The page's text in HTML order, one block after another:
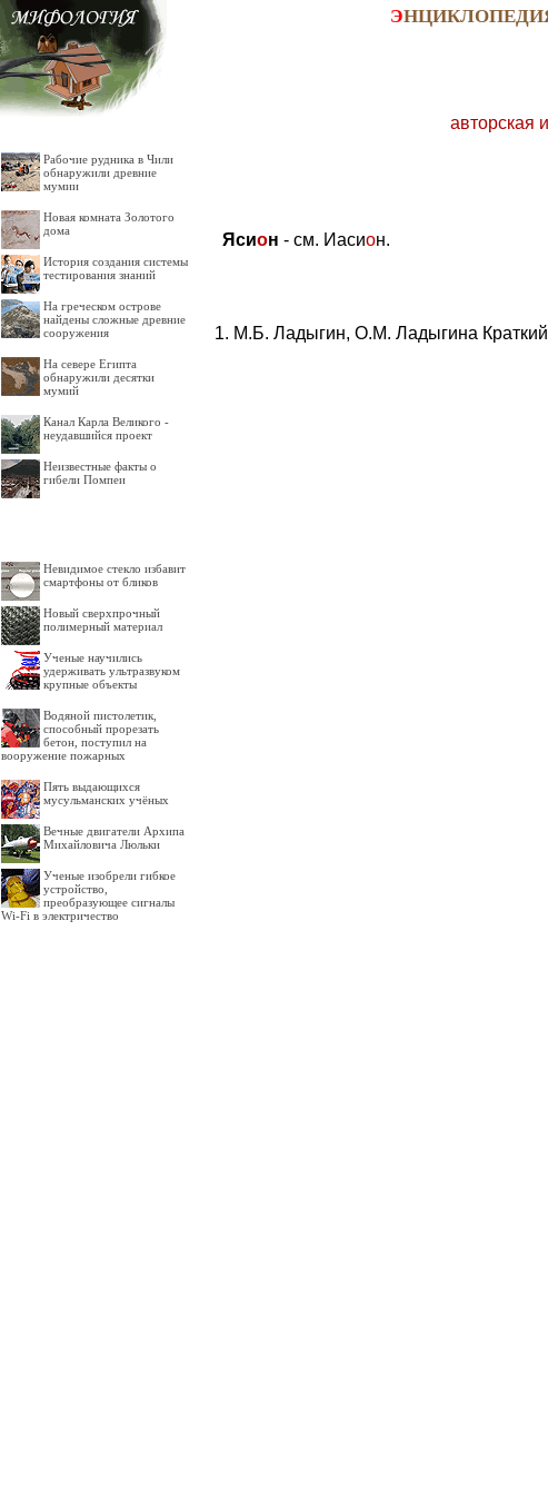
Э
Рабочие рудника в Чили
обнаружили древние
мумии
Новая комната Золотого
дома
История создания системы
тестирования знаний
На греческом острове
найдены сложные древние
сооружения
На севере Египта
обнаружили десятки
мумий
Канал Карла Великого -
неудавшийся проект
Неизвестные факты о
гибели Помпеи
Невидимое стекло избавит
смартфоны от бликов
Новый сверхпрочный
полимерный материал
Ученые научились
удерживать ультразвуком
крупные объекты
Водяной пистолетик,
способный прорезать
бетон, поступил на
вооружение пожарных
Пять выдающихся
мусульманских учёных
Вечные двигатели Архипа
Михайловича Люльки
Ученые изобрели гибкое
устройство,
преобразующее сигналы
Wi-Fi в электричество
авторская
Ясион - см. Иасион.
М.Б. Ладыгин, О.М. Ладыгина